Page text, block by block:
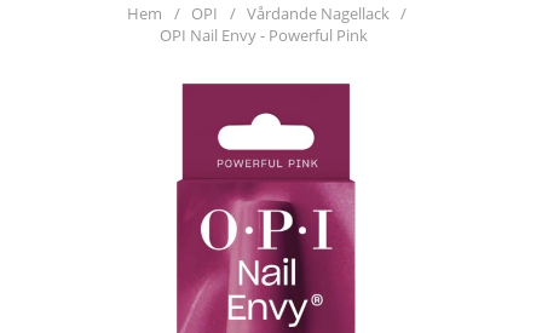
Hem OPI
Vårdande Nagellack
OPI Nail Envy - Powerful Pink